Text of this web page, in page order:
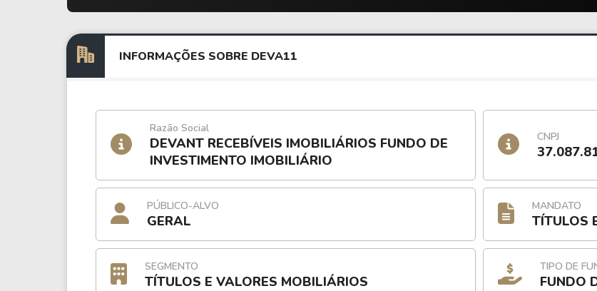
INFORMAÇÕES SOBRE DEVA11
Razão Social
DEVANT RECEBÍVEIS IMOBILIÁRIOS FUNDO DE
INVESTIMENTO IMOBILIÁRIO
CNPJ
PÚBLICO-ALVO
GERAL
MANDATO
TÍTULOS
SEGMENTO
TÍTULOS E VALORES MOBILIÁRIOS
TIPO DE
FUNDO